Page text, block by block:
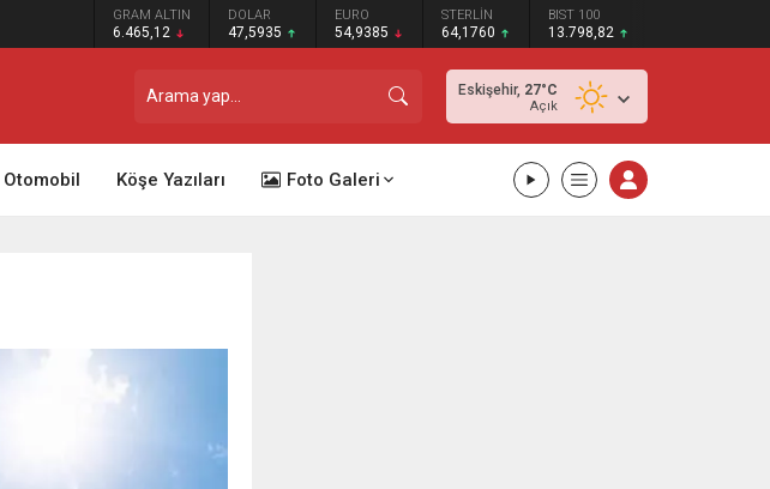
GRAM ALTIN
6.465,12
DOLAR
47,5935
EURO
54,9385
STERLİN
64,1760
BIST 100
13.798,82
Eskişehir, 27°C
Açık
Otomobil Köşe Yazıları Foto Galeri